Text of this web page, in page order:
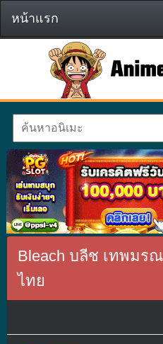
หน้าแรก
Bleach บลีช เทพมร
ไทย